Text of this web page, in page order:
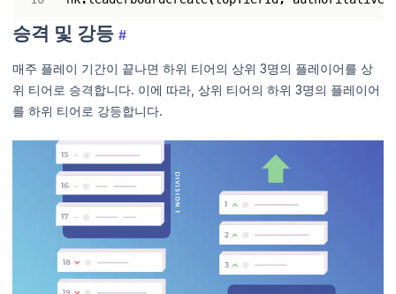
승격 및 강등 #
매주 플레이 기간이 끝나면 하위 티어의 상위 3명의 플레이어를 상
위 티어로 승격합니다. 이에 따라, 상위 티어의 하위 3명의 플레이어
를 하위 티어로 강등합니다.